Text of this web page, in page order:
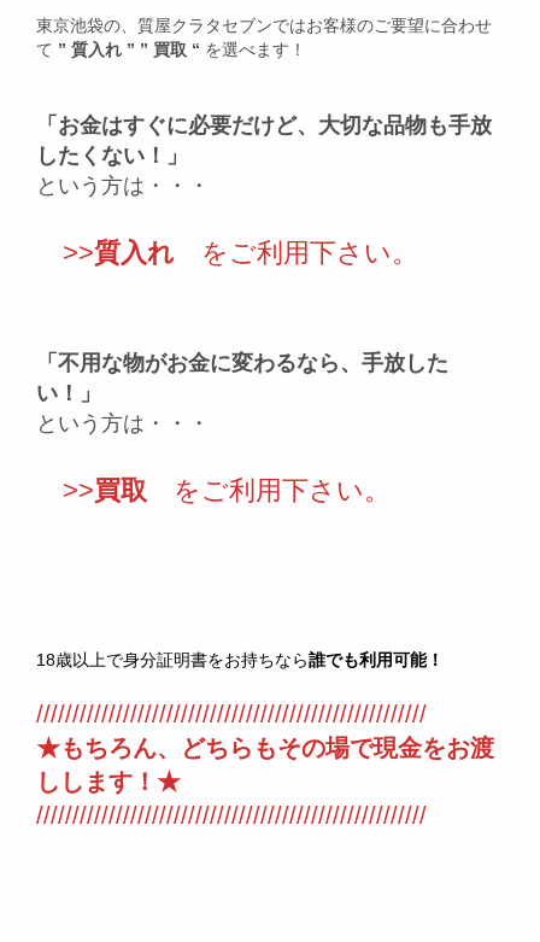
東京池袋の、質屋クラタセブンではお客様のご要望に合わせ
て ” 質入れ ” ” 買取 “ を選べます！
「お金はすぐに必要だけど、大切な品物も手放
したくない！」
という方は・・・
>>質入れ をご利用下さい。
「不用な物がお金に変わるなら、手放した
い！」
という方は・・・
>>買取 をご利用下さい。
18歳以上で身分証明書をお持ちなら誰でも利用可能！
//////////////////////////////////////////////////////
★もちろん、どちらもその場で現金をお渡
しします！★
//////////////////////////////////////////////////////